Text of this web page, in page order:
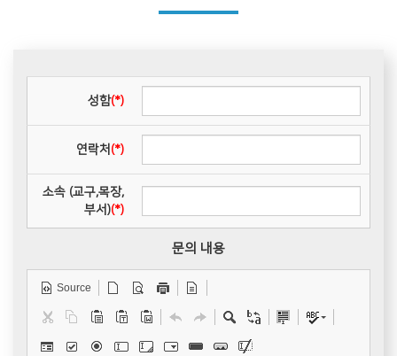
성함(*)
연락처 (*)
소속 (교구,목장,
부서)(*)
문의 내용
Source